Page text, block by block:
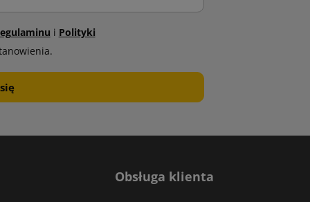
i Polityki
Obsługa klienta